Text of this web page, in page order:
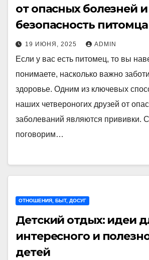
от опасных болезней и
безопасность питомца
19 ИЮНЯ, 2025 ADMIN
Если у вас есть питомец, то вы
понимаете, насколько важно
здоровье. Одним из ключевых
наших четвероногих друзей от
заболеваний являются прививки.
поговорим…
ОТНОШЕНИЯ, БЫТ, ДОСУГ
Детский отдых: идеи
интересного и
детей